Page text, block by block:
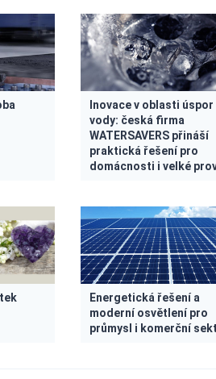
Inovace v oblasti úspor
vody: česká firma
WATERSAVERS přináší
praktická řešení pro
domácnosti i velké
Energetická řešení a
moderní osvětlení pro
průmysl i komerční